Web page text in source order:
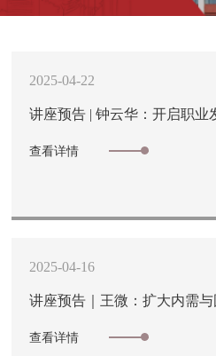
2025-04-22
讲座预告 | 钟云华：开启职业
查看详情
2025-04-16
讲座预告｜王微：扩大内需
查看详情